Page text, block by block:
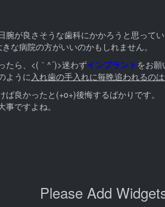
が良さそうな歯科にかかろうと思ってい
な病院の方がいいのかもしれません。
たら、<(｀^´)>迷わずインプラントをお願
ように入れ歯の手入れに毎晩追われるの
良かったと(+o+)後悔するばかりです。
ですよね。
Please Add